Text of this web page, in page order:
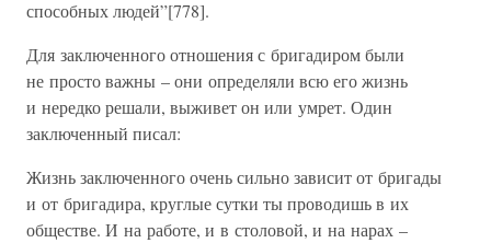
способных людей”[778].
Для заключенного отношения с бригадиром были
не просто важны – они определяли всю его жизнь
и нередко решали, выживет он или умрет. Один
заключенный писал:
Жизнь заключенного очень сильно зависит от бригады
и от бригадира, круглые сутки ты проводишь в их
обществе. И на работе, и в столовой, и на нарах –